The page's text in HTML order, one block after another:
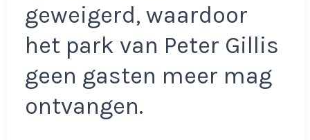
geweigerd, waardoor
het park van Peter Gillis
geen gasten meer mag
ontvangen.